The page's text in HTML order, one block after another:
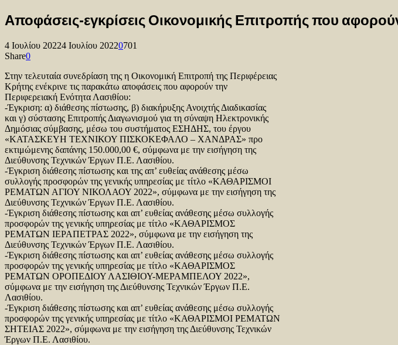
Αποφάσεις-εγκρίσεις Οικονομικής Επιτροπής που
4 Ιουλίου 20224 Ιουλίου 20220701
Share0
Στην τελευταία συνεδρίαση της η Οικονομική Επιτροπή της Περιφέρειας
Κρήτης ενέκρινε τις παρακάτω αποφάσεις που αφορούν την
Περιφερειακή Ενότητα Λασιθίου:
-Έγκριση: α) διάθεσης πίστωσης, β) διακήρυξης Ανοιχτής Διαδικασίας
και γ) σύστασης Επιτροπής Διαγωνισμού για τη σύναψη Ηλεκτρονικής
Δημόσιας σύμβασης, μέσω του συστήματος ΕΣΗΔΗΣ, του έργου
«ΚΑΤΑΣΚΕΥΗ ΤΕΧΝΙΚΟΥ ΠΙΣΚΟΚΕΦΑΛΟ – ΧΑΝΔΡΑΣ» προ
εκτιμώμενης δαπάνης 150.000,00 €, σύμφωνα με την εισήγηση της
Διεύθυνσης Τεχνικών Έργων Π.Ε. Λασιθίου.
-Έγκριση διάθεσης πίστωσης και της απ’ ευθείας ανάθεσης μέσω
συλλογής προσφορών της γενικής υπηρεσίας με τίτλο «ΚΑΘΑΡΙΣΜΟΙ
ΡΕΜΑΤΩΝ ΑΓΙΟΥ ΝΙΚΟΛΑΟΥ 2022», σύμφωνα με την εισήγηση της
Διεύθυνσης Τεχνικών Έργων Π.Ε. Λασιθίου.
-Έγκριση διάθεσης πίστωσης και απ’ ευθείας ανάθεσης μέσω συλλογής
προσφορών της γενικής υπηρεσίας με τίτλο «ΚΑΘΑΡΙΣΜΟΣ
ΡΕΜΑΤΩΝ ΙΕΡΑΠΕΤΡΑΣ 2022», σύμφωνα με την εισήγηση της
Διεύθυνσης Τεχνικών Έργων Π.Ε. Λασιθίου.
-Έγκριση διάθεσης πίστωσης και απ’ ευθείας ανάθεσης μέσω συλλογής
προσφορών της γενικής υπηρεσίας με τίτλο «ΚΑΘΑΡΙΣΜΟΣ
ΡΕΜΑΤΩΝ ΟΡΟΠΕΔΙΟΥ ΛΑΣΙΘΙΟΥ-ΜΕΡΑΜΠΕΛΟΥ 2022»,
σύμφωνα με την εισήγηση της Διεύθυνσης Τεχνικών Έργων Π.Ε.
Λασιθίου.
-Έγκριση διάθεσης πίστωσης και απ’ ευθείας ανάθεσης μέσω συλλογής
προσφορών της γενικής υπηρεσίας με τίτλο «ΚΑΘΑΡΙΣΜΟΙ ΡΕΜΑΤΩΝ
ΣΗΤΕΙΑΣ 2022», σύμφωνα με την εισήγηση της Διεύθυνσης Τεχνικών
Έργων Π.Ε. Λασιθίου.